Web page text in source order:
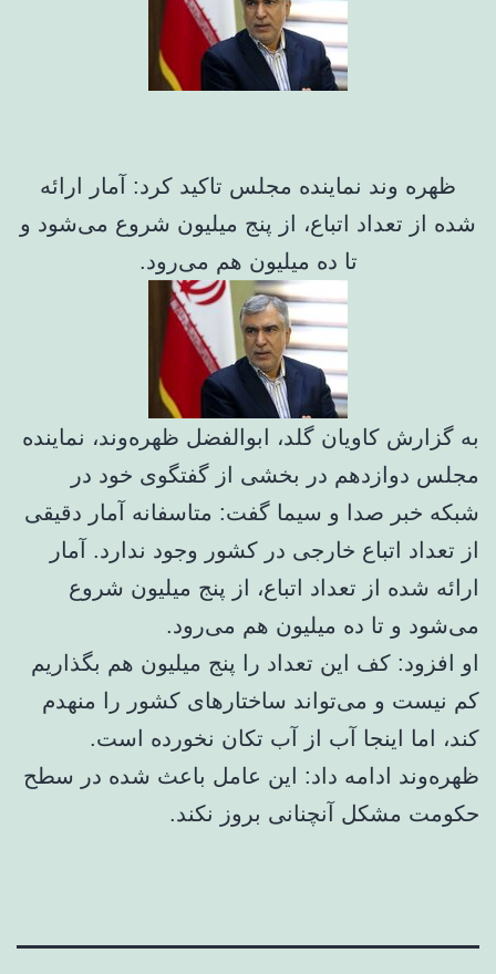
ظهره وند نماینده مجلس تاکید کرد: آمار ارائه
شده از تعداد اتباع، از پنج میلیون شروع می‌شود و
تا ده میلیون هم می‌رود.
به گزارش کاویان گلد، ابوالفضل ظهره‌وند، نماینده
مجلس دوازدهم در بخشی از گفتگوی خود در
شبکه خبر صدا و سیما گفت: متاسفانه آمار دقیقی
از تعداد اتباع خارجی در کشور وجود ندارد. آمار
ارائه شده از تعداد اتباع، از پنج میلیون شروع
می‌شود و تا ده میلیون هم می‌رود.
او افزود: کف این تعداد را پنج میلیون هم بگذاریم
کم نیست و می‌تواند ساختارهای کشور را منهدم
کند، اما اینجا آب از آب تکان نخورده است.
ظهره‌وند ادامه داد: این عامل باعث شده در سطح
حکومت مشکل آنچنانی بروز نکند.